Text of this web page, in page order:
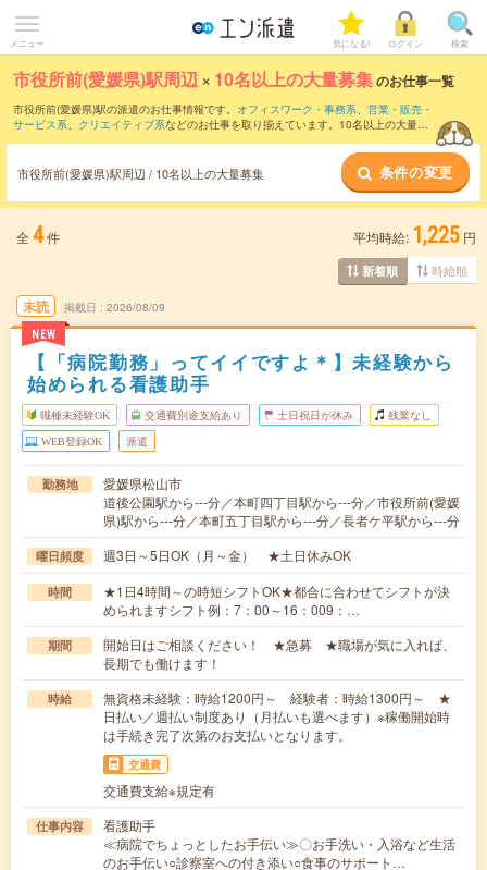
メニュー 気になる! ログイン 検索
市役所前(愛媛県)駅周辺 × 10名以上の大量募集のお仕事一覧
市役所前(愛媛県)駅の派遣のお仕事情報です。 オフィスワーク・事務系、 営業・販売・
サービス系、 クリエイティブ系などのお仕事を取り揃えています。10名以上の大量募
市役所前(愛媛県)駅周辺 / 10名以上の大量募集 条件の変更
全 4件 平均時給: 1,225 円
新着順 時給順
未読
NEW
掲載日 2026/08/09
【「病院勤務」ってイイですよ＊】未経験から
始められる看護助手
職種未経験OK 交通費別途支給あり 土日祝日が休み 残業なし
WEB登録OK 派遣
勤務地
愛媛県松山市
道後公園駅から---分／本町四丁目駅から---分／市役所前(愛媛
県)駅から---分／本町五丁目駅から---分／長者ケ平駅から---分
曜日頻度 週3日～5日OK（月～金） ★土日休みOK
時間
★1日4時間～の時短シフトOK★都合に合わせてシフトが決
められますシフト例：7：00～16：009：…
期間
開始日はご相談ください！ ★急募 ★職場が気に入れば、
長期でも働けます！
時給
無資格未経験：時給1200円～ 経験者：時給1300円～ ★
日払い／週払い制度あり（月払いも選べます）※稼働開始時
は手続き完了次第のお支払いとなります。
交通費
交通費支給※規定有
仕事内容
看護助手
≪病院でちょっとしたお手伝い≫〇お手洗い・入浴など生活
のお手伝い○診察室への付き添い○食事のサポート…